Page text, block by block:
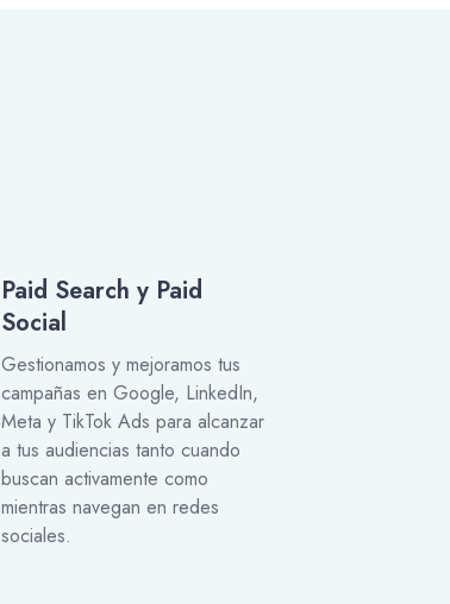
Paid Search y Paid
Social
Gestionamos y mejoramos tus
campañas en Google, LinkedIn,
Meta y TikTok Ads para alcanzar
a tus audiencias tanto cuando
buscan activamente como
mientras navegan en redes
sociales.